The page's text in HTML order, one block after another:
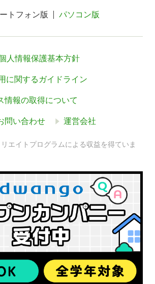
トフォン版 パソコン版
人情報保護基本方針
に関するガイドライン
情報の取得について
問い合わせ 運営会社
エイトプログラムによる収益を得ていま